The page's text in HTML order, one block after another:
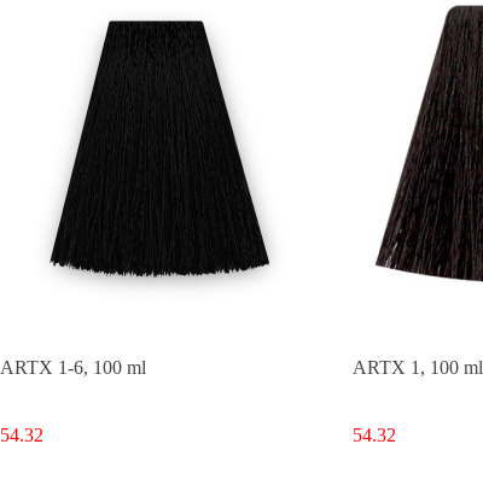
ARTX 1-6, 100 ml
54.32
ARTX 1, 100 ml
54.32